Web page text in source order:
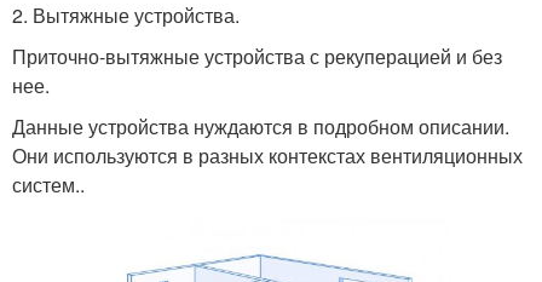
2. Вытяжные устройства.
Приточно-вытяжные устройства с рекуперацией и без
нее.
Данные устройства нуждаются в подробном описании.
Они используются в разных контекстах вентиляционных
систем..